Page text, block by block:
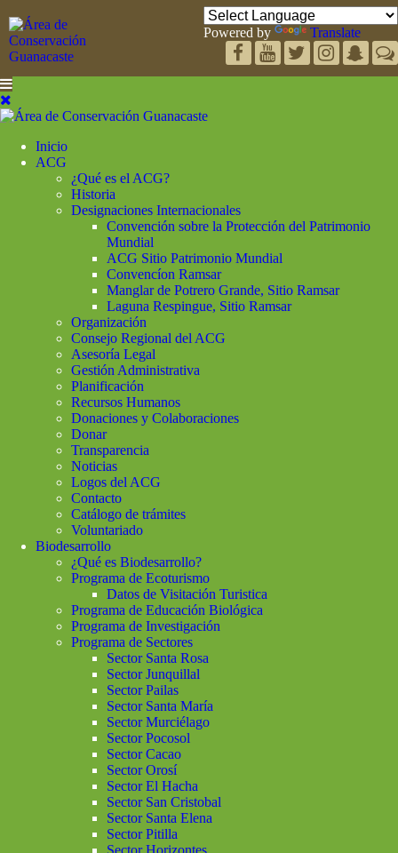
Powered by Translate
Inicio
ACG
¿Qué es el ACG?
Historia
Designaciones Internacionales
Convención sobre la Protección del Patrimonio
Mundial
ACG Sitio Patrimonio Mundial
Convencíon Ramsar
Manglar de Potrero Grande, Sitio Ramsar
Laguna Respingue, Sitio Ramsar
Organización
Consejo Regional del ACG
Asesoría Legal
Gestión Administrativa
Planificación
Recursos Humanos
Donaciones y Colaboraciones
Donar
Transparencia
Noticias
Logos del ACG
Contacto
Catálogo de trámites
Voluntariado
Biodesarrollo
¿Qué es Biodesarrollo?
Programa de Ecoturismo
Datos de Visitación Turistica
Programa de Educación Biológica
Programa de Investigación
Programa de Sectores
Sector Santa Rosa
Sector Junquillal
Sector Pailas
Sector Santa María
Sector Murciélago
Sector Pocosol
Sector Cacao
Sector Orosí
Sector El Hacha
Sector San Cristobal
Sector Santa Elena
Sector Pitilla